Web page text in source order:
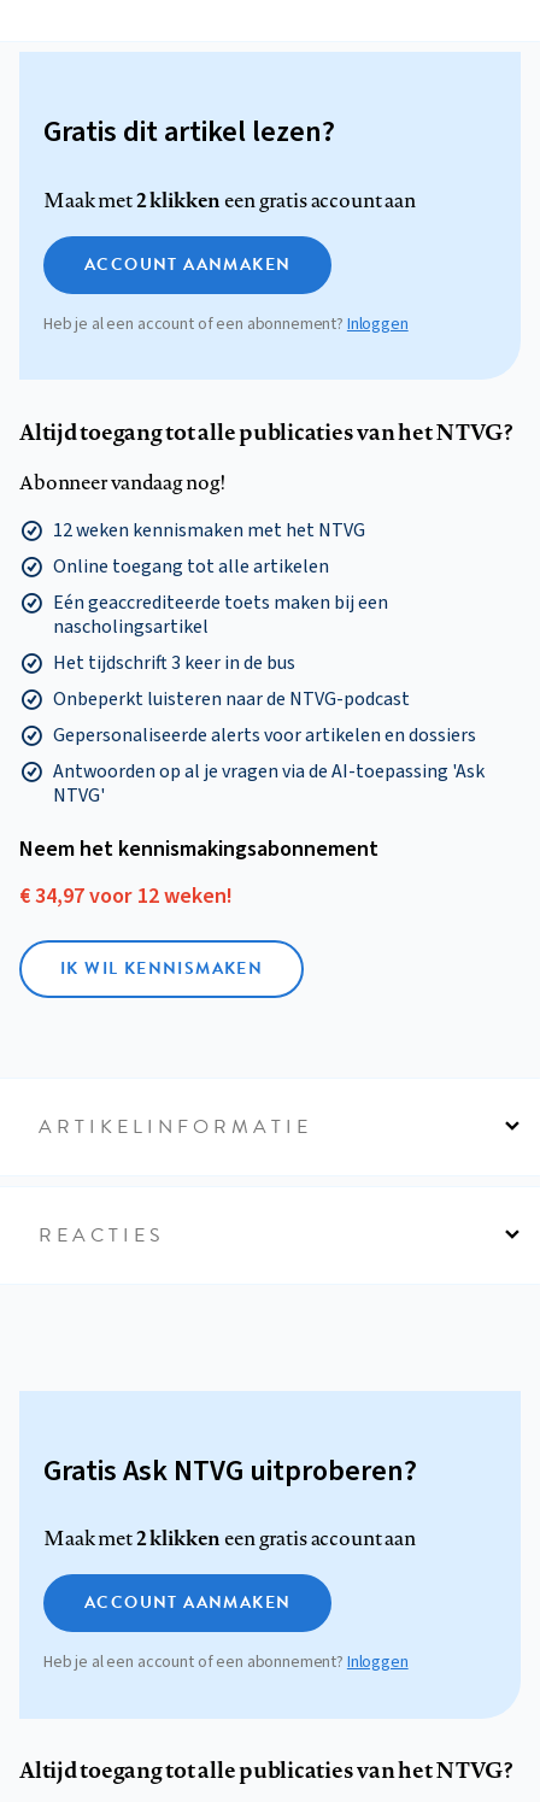
Gratis dit artikel lezen?
Maak met2 klikkeneen gratis account aan
ACCOUNT AANMAKEN
Heb je al een account of een abonnement? Inloggen
Altijd toegang tot alle publicaties van het NTVG?
Abonneer vandaag nog!
12 weken kennismaken met het NTVG
Online toegang tot alle artikelen
Eén geaccrediteerde toets maken bij een
nascholingsartikel
Het tijdschrift 3 keer in de bus
Onbeperkt luisteren naar de NTVG-podcast
Gepersonaliseerde alerts voor artikelen en dossiers
Antwoorden op al je vragen via de AI-toepassing 'Ask
NTVG'
Neem het kennismakings­abonnement
€ 34,97 voor 12 weken!
IK WIL KENNISMAKEN
ARTIKELINFORMATIE
REACTIES
Gratis Ask NTVG uitproberen?
Maak met2 klikkeneen gratis account aan
ACCOUNT AANMAKEN
Heb je al een account of een abonnement?Inloggen
Altijd toegang tot alle publicaties van het NTVG?